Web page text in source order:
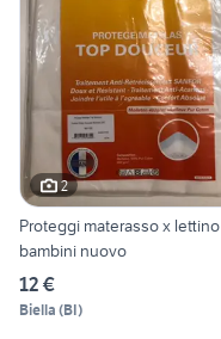
2
Proteggi materasso x lettino
bambini nuovo
12 €
Biella (BI)